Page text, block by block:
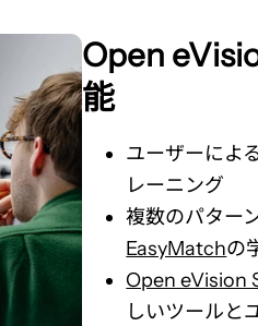
Open
能
ユーザーによ
レーニング
複数のパター
EasyMatchの
Open eVision
しいツールと